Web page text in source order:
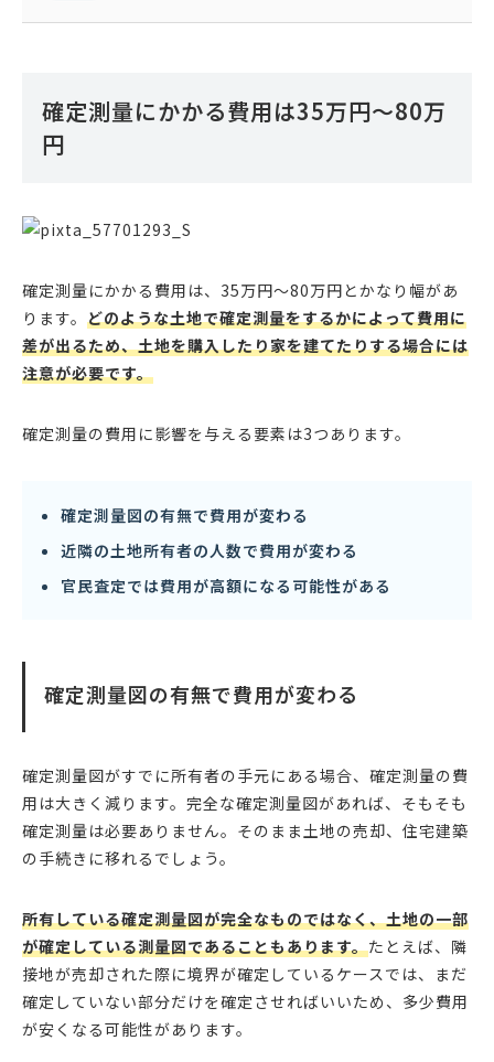
確定測量にかかる費用は35万円〜80万
円
確定測量にかかる費用は、35万円〜80万円とかなり幅があ
ります。 どのような土地で確定測量をするかによって費用に
差が出るため、土地を購入したり家を建てたりする場合には
注意が必要です。
確定測量の費用に影響を与える要素は3つあります。
確定測量図の有無で費用が変わる
近隣の土地所有者の人数で費用が変わる
官民査定では費用が高額になる可能性がある
確定測量図の有無で費用が変わる
確定測量図がすでに所有者の手元にある場合、確定測量の費
用は大きく減ります。完全な確定測量図があれば、そもそも
確定測量は必要ありません。そのまま土地の売却、住宅建築
の手続きに移れるでしょう。
所有している確定測量図が完全なものではなく、土地の一部
が確定している測量図であることもあります。たとえば、隣
接地が売却された際に境界が確定しているケースでは、まだ
確定していない部分だけを確定させればいいため、多少費用
が安くなる可能性があります。